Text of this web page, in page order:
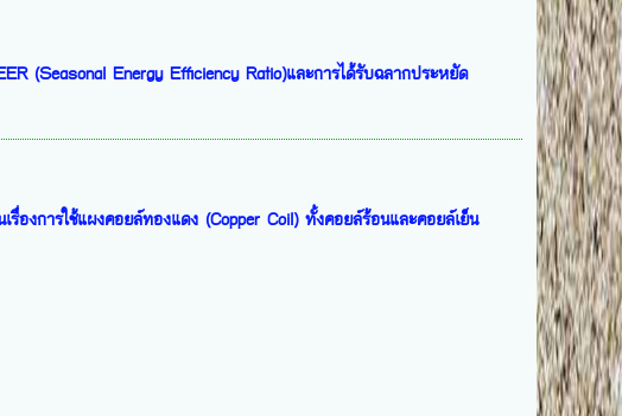
(Seasonal Energy Efficiency Ratio)และการได้รับฉลากประหยัด
งการใช้แผงคอยล์ทองแดง (Copper Coil) ทั้งคอยล์ร้อนและคอยล์เย็น